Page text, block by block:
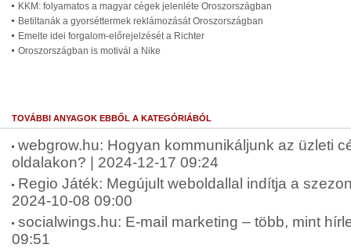
KKM: folyamatos a magyar cégek jelenléte Oroszországban
Betiltanák a gyorséttermek reklámozását Oroszországban
Emelte idei forgalom-előrejelzését a Richter
Oroszországban is motivál a Nike
TOVÁBBI ANYAGOK EBBŐL A KATEGÓRIÁBÓL
webgrow.hu: Hogyan kommunikáljunk az üzleti
oldalakon? | 2024-12-17 09:24
Regio Játék: Megújult weboldallal indítja a
2024-10-08 09:00
socialwings.hu: E-mail marketing – több, mint
09:51